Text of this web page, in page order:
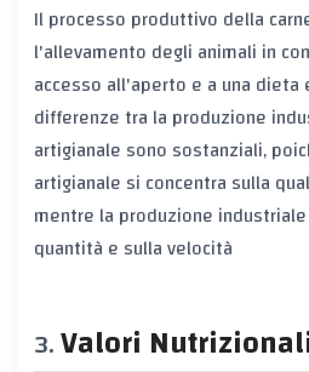
Il processo produttivo della
l'allevamento degli animali in
accesso all'aperto e a una dieta
differenze tra la produzione
artigianale sono sostanziali,
artigianale si concentra sulla
mentre la produzione
quantità e sulla velocità
Valori